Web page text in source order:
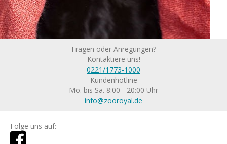
Fragen oder Anregungen?
Kontaktiere uns!
0221/1773-1000
Kundenhotline
Mo. bis Sa. 8:00 - 20:00 Uhr
info@zooroyal.de
Folge uns auf: